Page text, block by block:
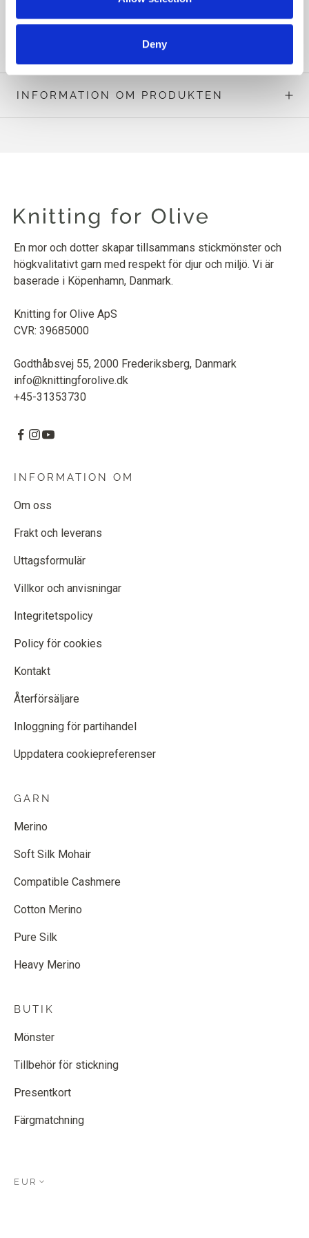
Deny
INFORMATION OM PRODUKTEN
En mor och dotter skapar tillsammans stickmönster och
högkvalitativt garn med respekt för djur och miljö. Vi är
baserade i Köpenhamn, Danmark.
Knitting for Olive ApS
CVR: 39685000
Godthåbsvej 55, 2000 Frederiksberg, Danmark
info@knittingforolive.dk
+45-31353730
INFORMATION OM
Om oss
Frakt och leverans
Uttagsformulär
Villkor och anvisningar
Integritetspolicy
Policy för cookies
Kontakt
Återförsäljare
Inloggning för partihandel
Uppdatera cookiepreferenser
GARN
Merino
Soft Silk Mohair
Compatible Cashmere
Cotton Merino
Pure Silk
Heavy Merino
BUTIK
Mönster
Tillbehör för stickning
Presentkort
Färgmatchning
EUR